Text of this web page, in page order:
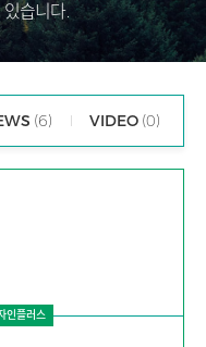
습니다.
(6) VIDEO (0)
인플러스